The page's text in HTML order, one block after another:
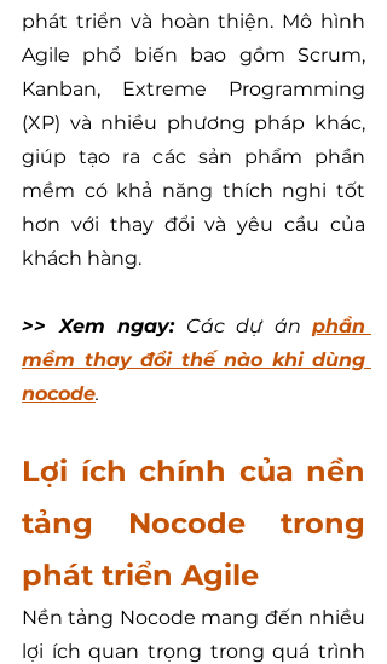
phát triển và hoàn thiện. Mô hình
Agile phổ biến bao gồm Scrum,
Kanban, Extreme Programming
(XP) và nhiều phương pháp khác,
giúp tạo ra các sản phẩm phần
mềm có khả năng thích nghi tốt
hơn với thay đổi và yêu cầu của
khách hàng.
>> Xem ngay: Các dự án phần
mềm thay đổi thế nào khi dùng
nocode.
Lợi ích chính của nền
tảng Nocode trong
phát triển Agile
Nền tảng Nocode mang đến nhiều
lợi ích quan trọng trong quá trình